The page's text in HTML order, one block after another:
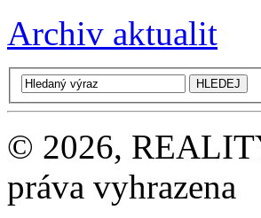
Archiv aktualit
© 2026,
práva vyhrazena